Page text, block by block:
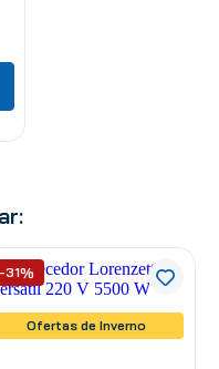
Ofertas de Inverno
-31%